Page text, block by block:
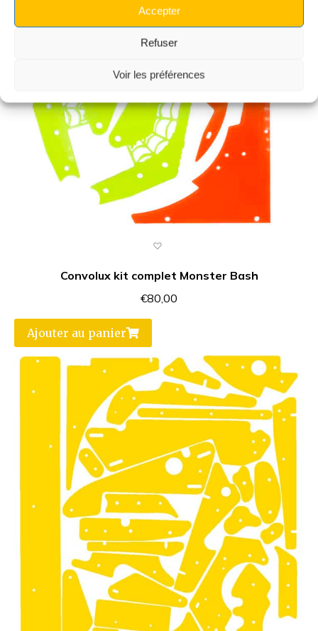
Accepter
Refuser
Voir les préférences
Convolux kit complet Monster Bash
€80,00
Ajouter au panier